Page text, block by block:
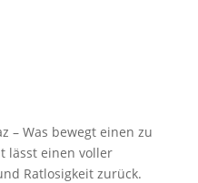
– Was bewegt einen zu
lässt einen voller
Ratlosigkeit zurück.